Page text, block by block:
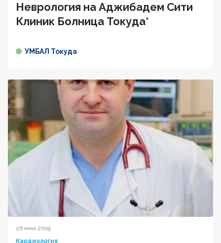
Неврология на Аджибадем Сити
Клиник Болница Токуда*
УМБАЛ Токуда
26 юни 2019
Кардиология